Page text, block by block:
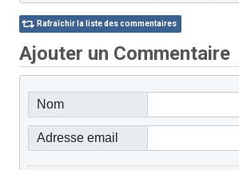
Rafraîchir la liste des commentaires
Ajouter un Commentaire
Nom
Adresse email